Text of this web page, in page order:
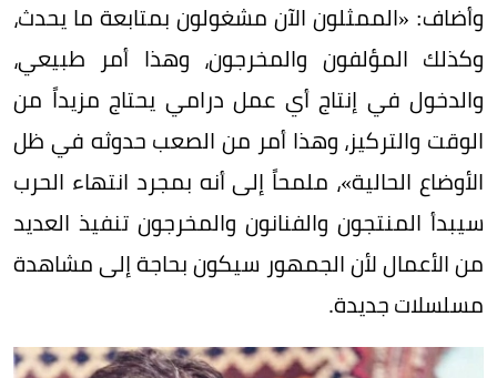
وأضاف: «الممثلون الآن مشغولون بمتابعة ما يحدث،
وكذلك المؤلفون والمخرجون، وهذا أمر طبيعي،
والدخول في إنتاج أي عمل درامي يحتاج مزيداً من
الوقت والتركيز، وهذا أمر من الصعب حدوثه في ظل
الأوضاع الحالية»، ملمحاً إلى أنه بمجرد انتهاء الحرب
سيبدأ المنتجون والفنانون والمخرجون تنفيذ العديد
من الأعمال لأن الجمهور سيكون بحاجة إلى مشاهدة
مسلسلات جديدة.